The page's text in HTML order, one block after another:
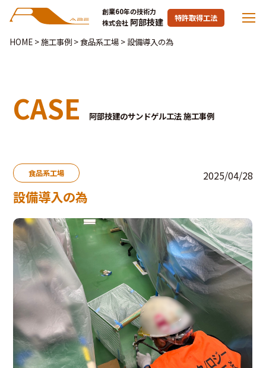
創業60年の技術力
株式会社 阿部技建 特許取得工法
HOME>施工事例>食品系工場> 設備導入の為
CASE 阿部技建のサンドゲル工法 施工事例
食品系工場 2025/04/28
設備導入の為